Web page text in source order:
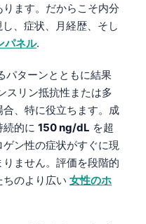
ます。だからこそ内分
し、症状、月経歴、そし
パネル.
パターンとともに結果
スリン抵抗性または多
、特に役立ちます。成
的に 150 ng/dL を超
ン性の症状がすぐに現
ません。評価を段階的
のより広い 女性のホ